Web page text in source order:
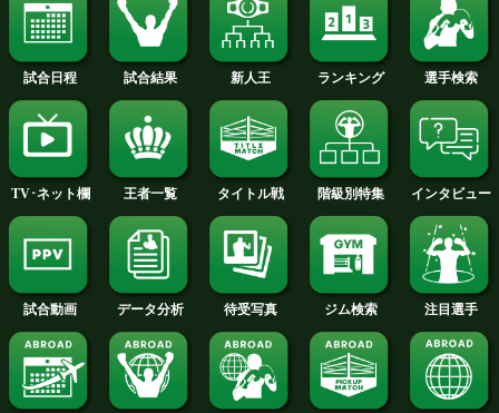
特集:永田大士vs鈴木雅弘
スーパーライト級相関図をチェッ
日本S.ライト級王者の勝ちコメ動